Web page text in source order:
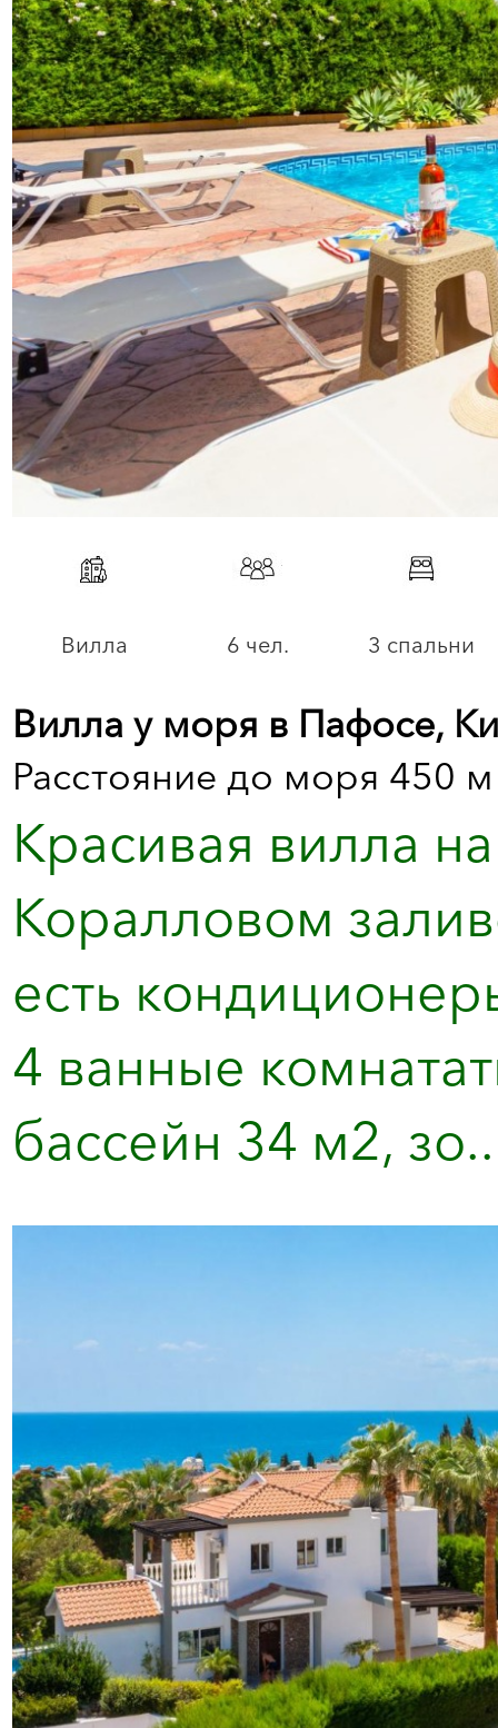
Вилла 6 чел. 3 спальни
Вилла у моря в Пафосе,
Расстояние до моря 450 м
Красивая вилла
Коралловом
есть
4 ванные
бассейн 34 м2,